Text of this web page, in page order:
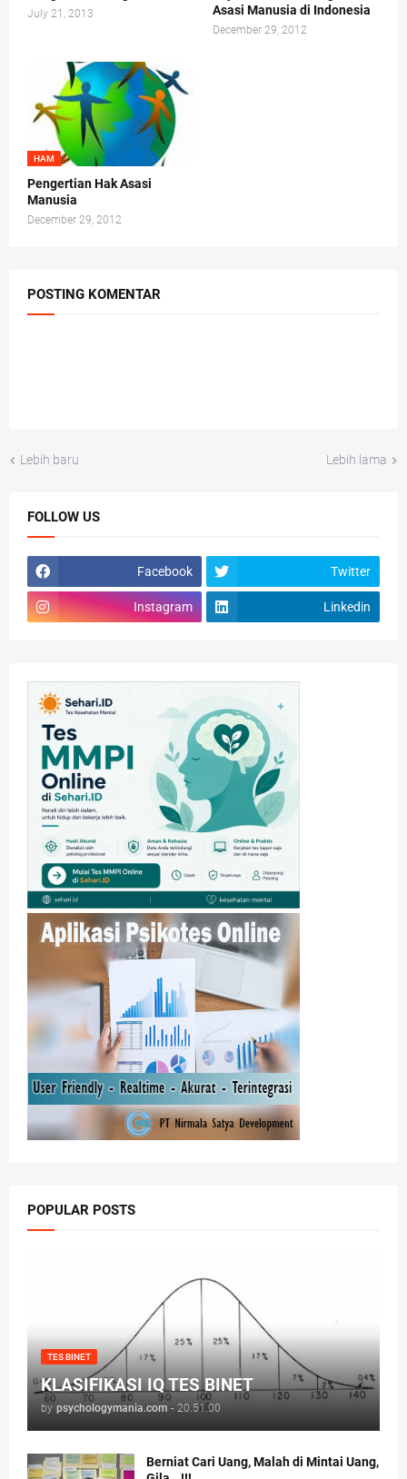
July 21, 2013
Asasi Manusia di Indonesia
December 29, 2012
HAM
Pengertian Hak Asasi
Manusia
December 29, 2012
POSTING KOMENTAR
Lebih baru Lebih lama
FOLLOW US
Facebook Twitter
Instagram Linkedin
POPULAR POSTS
TES BINET
KLASIFIKASI IQ TES BINET
by psychologymania.com - 20.51.00
Berniat Cari Uang, Malah di Mintai Uang,